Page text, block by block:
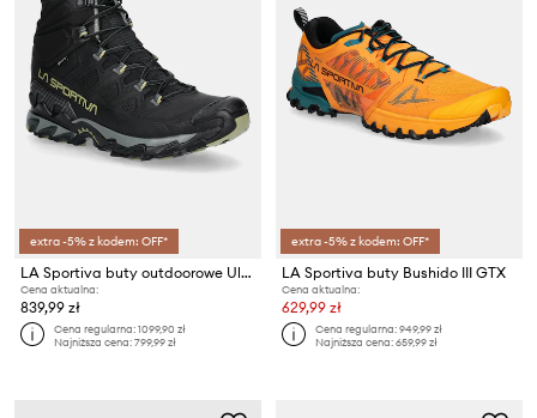
extra -5% z kodem: OFF*
LA Sportiva buty outdoorowe Ultra Raptor II Mid Leather GTX
Cena aktualna:
839,99 zł
Cena regularna:1099,90 zł
Najniższa cena:799,99 zł
extra -5% z kodem: OFF*
LA Sportiva buty Bushido III GTX
Cena aktualna:
629,99 zł
Cena regularna:949,99 zł
Najniższa cena:659,99 zł